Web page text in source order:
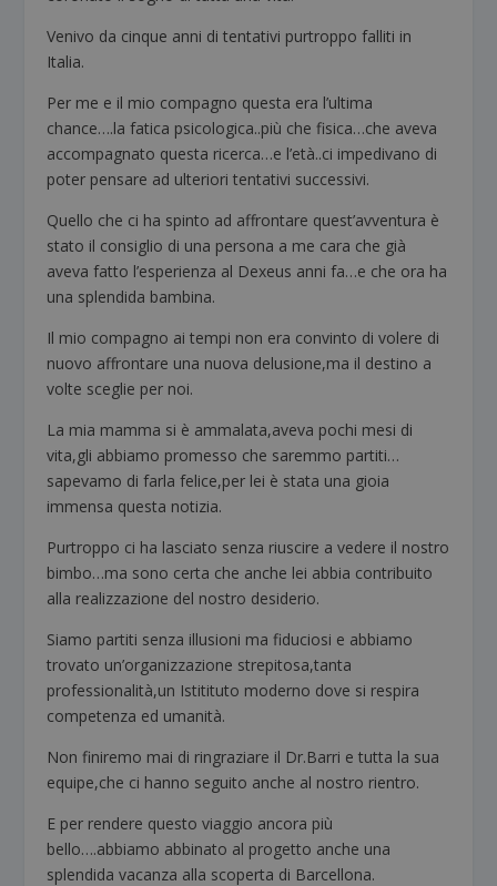
Venivo da cinque anni di tentativi purtroppo falliti in
Italia.
Per me e il mio compagno questa era l’ultima
chance….la fatica psicologica..più che fisica…che aveva
accompagnato questa ricerca…e l’età..ci impedivano di
poter pensare ad ulteriori tentativi successivi.
Quello che ci ha spinto ad affrontare quest’avventura è
stato il consiglio di una persona a me cara che già
aveva fatto l’esperienza al Dexeus anni fa…e che ora ha
una splendida bambina.
Il mio compagno ai tempi non era convinto di volere di
nuovo affrontare una nuova delusione,ma il destino a
volte sceglie per noi.
La mia mamma si è ammalata,aveva pochi mesi di
vita,gli abbiamo promesso che saremmo partiti…
sapevamo di farla felice,per lei è stata una gioia
immensa questa notizia.
Purtroppo ci ha lasciato senza riuscire a vedere il nostro
bimbo…ma sono certa che anche lei abbia contribuito
alla realizzazione del nostro desiderio.
Siamo partiti senza illusioni ma fiduciosi e abbiamo
trovato un’organizzazione strepitosa,tanta
professionalità,un Istitituto moderno dove si respira
competenza ed umanità.
Non finiremo mai di ringraziare il Dr.Barri e tutta la sua
equipe,che ci hanno seguito anche al nostro rientro.
E per rendere questo viaggio ancora più
bello….abbiamo abbinato al progetto anche una
splendida vacanza alla scoperta di Barcellona.